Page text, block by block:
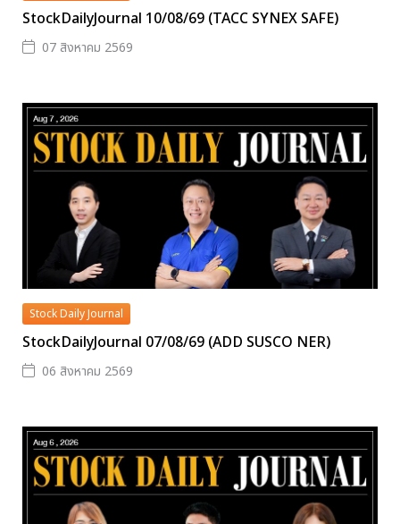
StockDailyJournal 10/08/69 (TACC SYNEX SAFE)
07 สิงหาคม 2569
Stock Daily Journal
StockDailyJournal 07/08/69 (ADD SUSCO NER)
06 สิงหาคม 2569